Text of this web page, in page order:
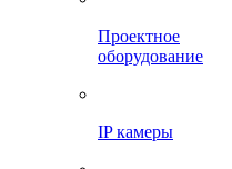
Проектное
оборудование
IP камеры